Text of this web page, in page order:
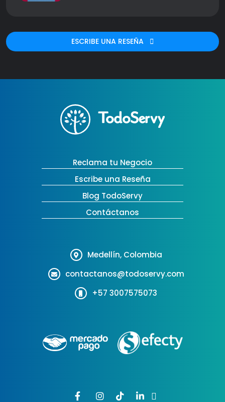
ESCRIBE UNA RESEÑA
Reclama tu Negocio
Escribe una Reseña
Blog TodoServy
Contáctanos
Medellín, Colombia
contactanos@todoservy.com
+57 3007575073